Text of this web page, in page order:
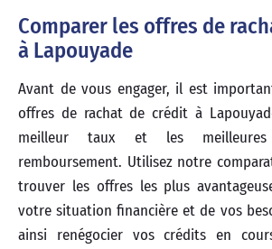
Comparer les offres de
à Lapouyade
Avant de vous engager, il est
offres de rachat de crédit à
meilleur taux et les
remboursement. Utilisez notre
trouver les offres les plus
votre situation financière et de vos
ainsi renégocier vos crédits en